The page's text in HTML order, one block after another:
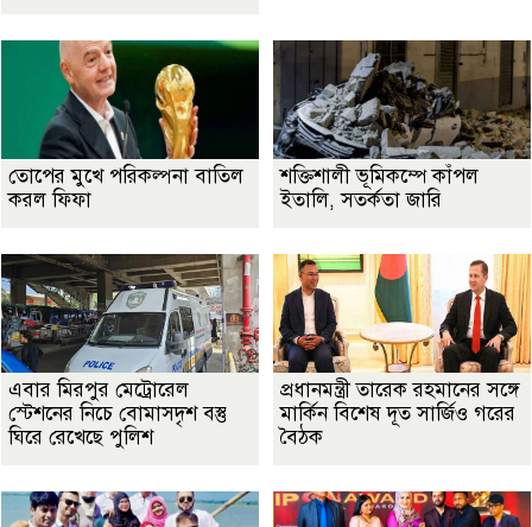
তোপের মুখে পরিকল্পনা বাতিল
করল ফিফা
শক্তিশালী ভূমিকম্পে কাঁপল
ইতালি, সতর্কতা জারি
এবার মিরপুর মেট্রোরেল
স্টেশনের নিচে বোমাসদৃশ বস্তু
ঘিরে রেখেছে পুলিশ
প্রধানমন্ত্রী তারেক রহমানের সঙ্গে
মার্কিন বিশেষ দূত সার্জিও গরের
বৈঠক